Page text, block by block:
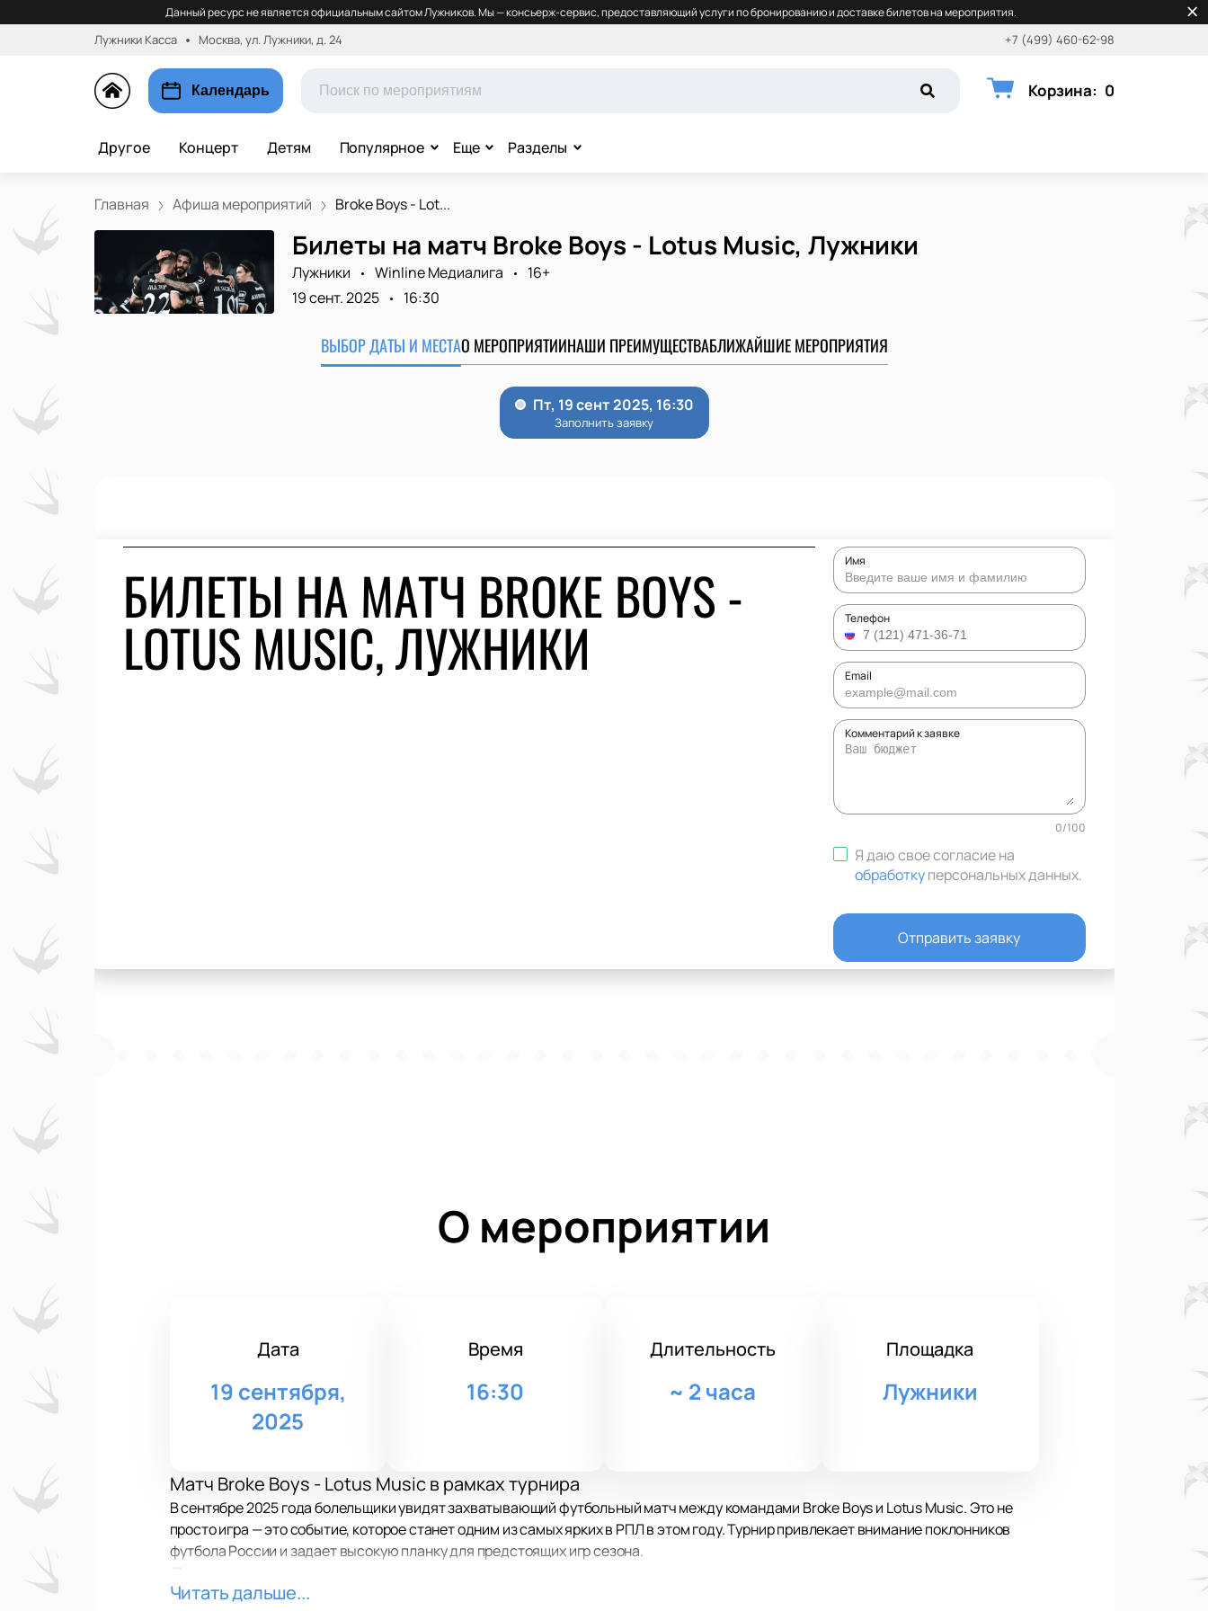
Данный ресурс не является официальным сайтом Лужников. Мы — консьерж-сервис, предоставляющий услуги по бронированию и доставке билетов на мероприятия.
Лужники Касса Москва, ул. Лужники, д. 24 +7 (499) 460-62-98
Календарь Корзина: 0
Другое Концерт Детям Популярное Еще Разделы
Главная Афиша мероприятий Broke Boys - Lot...
Билеты на матч Broke Boys - Lotus Music, Лужники
Лужники Winline Медиалига
16+
19 сент. 2025
16:30
ВЫБОР ДАТЫ И МЕСТАО МЕРОПРИЯТИИНАШИ ПРЕИМУЩЕСТВАБЛИЖАЙШИЕ МЕРОПРИЯТИЯ
БИЛЕТЫ НА МАТЧ BROKE BOYS -
LOTUS MUSIC, ЛУЖНИКИ
Имя
Телефон
Email
Комментарий к заявке
0/100
Я даю свое согласие на
обработкуперсональных данных.
Отправить заявку
О мероприятии
Дата
19 сентября,
2025
Время
16:30
Длительность
~ 2 часа
Площадка
Лужники
Матч Broke Boys - Lotus Music в рамках турнира
В сентябре 2025 года болельщики увидят захватывающий футбольный матч между командами Broke Boys и Lotus Music. Это не
просто игра — это событие, которое станет одним из самых ярких в РПЛ в этом году. Турнир привлекает внимание поклонников
футбола России и задает высокую планку для предстоящих игр сезона.
Футбольное мероприятие пройдет 19 сентября 2025 года в самом сердце столицы по адресу: Москва, ул. Лужники, д. 24. Следите
Читать дальше...